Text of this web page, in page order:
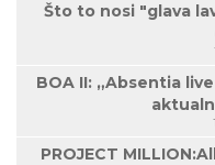
Što to nosi "glava
BOA II: „Absentia
PROJECT